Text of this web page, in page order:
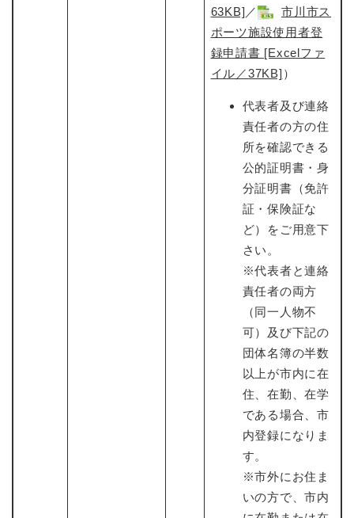
63KB] ​／
市川市ス
ポーツ施設使用者登
録申請書 [Excelファ
イル／37KB] ​）
代表者及び連絡
責任者の方の住
所を確認できる
公的証明書・身
分証明書（免許
証・保険証な
ど）をご用意下
さい。
※代表者と連絡
責任者の両方
（同一人物不
可）及び下記の
団体名簿の半数
以上が市内に在
住、在勤、在学
である場合、市
内登録になりま
す。
※市外にお住ま
いの方で、市内